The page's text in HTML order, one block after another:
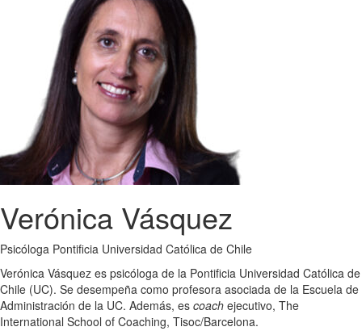
Verónica Vásquez
Psicóloga Pontificia Universidad Católica de Chile
Verónica Vásquez es psicóloga de la Pontificia Universidad Católica de
Chile (UC). Se desempeña como profesora asociada de la Escuela de
Administración de la UC. Además, es coach ejecutivo, The
International School of Coaching, Tisoc/Barcelona.